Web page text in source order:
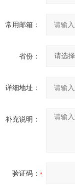
常用邮箱：
省份：
详细地址：
补充说明：
验证码：